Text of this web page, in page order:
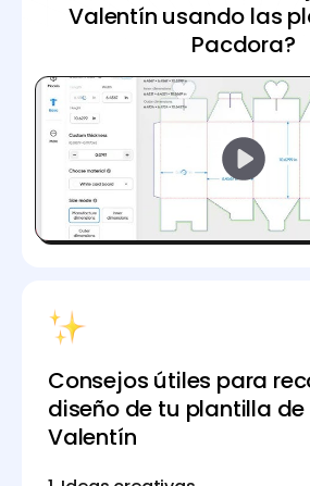
Valentín usando las
Pacdora?
Consejos útiles para
diseño de tu plantilla
Valentín